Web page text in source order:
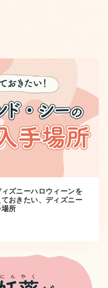
ズニーハロウィーンを
おきたい、ディズニー
所